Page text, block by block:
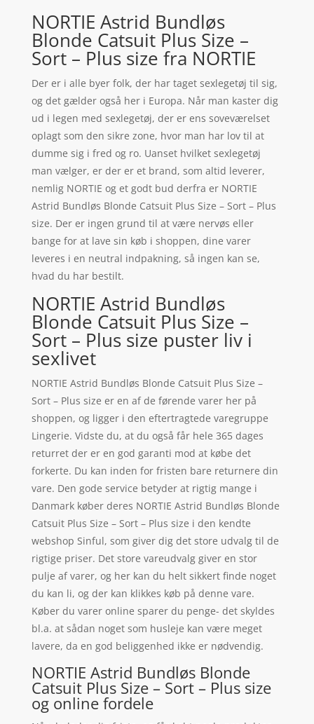
NORTIE Astrid Bundløs
Blonde Catsuit Plus Size –
Sort – Plus size fra NORTIE
Der er i alle byer folk, der har taget sexlegetøj til sig,
og det gælder også her i Europa. Når man kaster dig
ud i legen med sexlegetøj, der er ens soveværelset
oplagt som den sikre zone, hvor man har lov til at
dumme sig i fred og ro. Uanset hvilket sexlegetøj
man vælger, er der er et brand, som altid leverer,
nemlig NORTIE og et godt bud derfra er NORTIE
Astrid Bundløs Blonde Catsuit Plus Size – Sort – Plus
size. Der er ingen grund til at være nervøs eller
bange for at lave sin køb i shoppen, dine varer
leveres i en neutral indpakning, så ingen kan se,
hvad du har bestilt.
NORTIE Astrid Bundløs
Blonde Catsuit Plus Size –
Sort – Plus size puster liv i
sexlivet
NORTIE Astrid Bundløs Blonde Catsuit Plus Size –
Sort – Plus size er en af de førende varer her på
shoppen, og ligger i den eftertragtede varegruppe
Lingerie. Vidste du, at du også får hele 365 dages
returret der er en god garanti mod at købe det
forkerte. Du kan inden for fristen bare returnere din
vare. Den gode service betyder at rigtig mange i
Danmark køber deres NORTIE Astrid Bundløs Blonde
Catsuit Plus Size – Sort – Plus size i den kendte
webshop Sinful, som giver dig det store udvalg til de
rigtige priser. Det store vareudvalg giver en stor
pulje af varer, og her kan du helt sikkert finde noget
du kan li, og der kan klikkes køb på denne vare.
Køber du varer online sparer du penge- det skyldes
bl.a. at sådan noget som husleje kan være meget
lavere, da en god beliggenhed ikke er nødvendig.
NORTIE Astrid Bundløs Blonde
Catsuit Plus Size – Sort – Plus size
og online fordele